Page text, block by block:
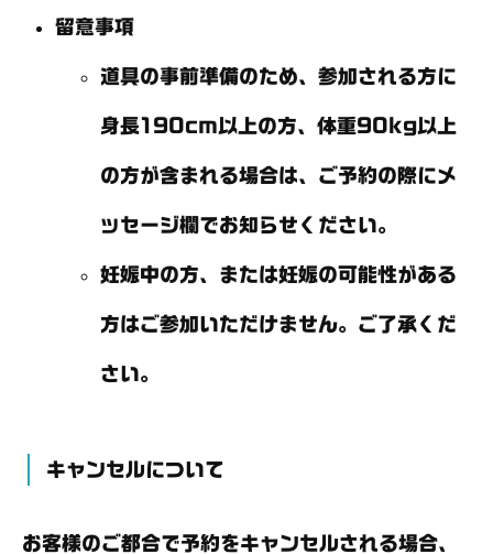
留意事項
道具の事前準備のため、参加される方に
身長190cm以上の方、体重90kg以上
の方が含まれる場合は、ご予約の際にメ
ッセージ欄でお知らせください。
妊娠中の方、または妊娠の可能性がある
方はご参加いただけません。ご了承くだ
さい。
キャンセルについて
お客様のご都合で予約をキャンセルされる場合、